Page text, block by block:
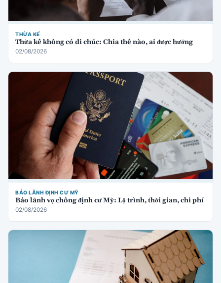
THỪA KẾ
Thừa kế không có di chúc: Chia thế nào, ai được hưởng
02/08/2026
BẢO LÃNH ĐỊNH CƯ MỸ
Bảo lãnh vợ chồng định cư Mỹ: Lộ trình, thời gian, chi phí
02/08/2026